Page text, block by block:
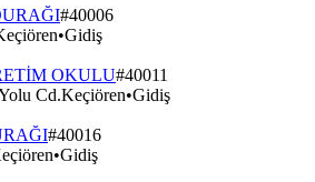
#40006
•Gidiş
OKULU#40011
Cd.Keçiören•Gidiş
#40016
•Gidiş